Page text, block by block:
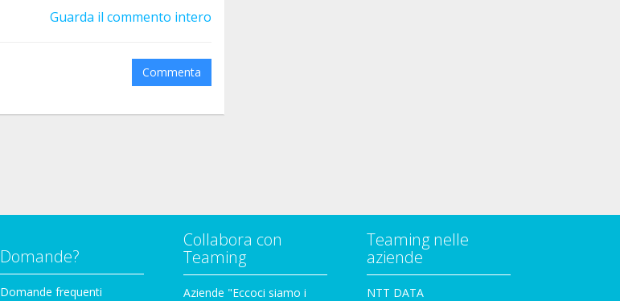
Guarda il commento intero
Commenta
Domande?
Domande frequenti
Collabora con
Teaming
Aziende "Eccoci siamo i
Teaming nelle
aziende
NTT DATA